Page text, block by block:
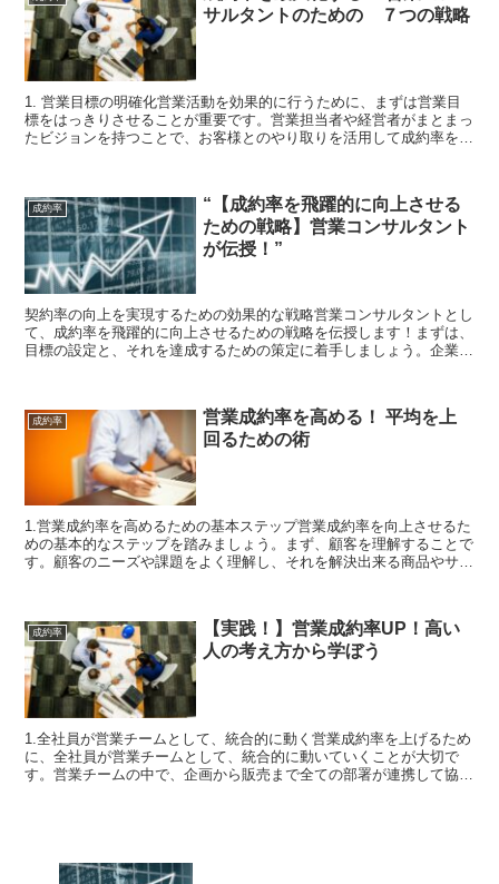
サルタントのための ７つの戦略
1. 営業目標の明確化営業活動を効果的に行うために、まずは営業目
標をはっきりさせることが重要です。営業担当者や経営者がまとまっ
たビジョンを持つことで、お客様とのやり取りを活用して成約率を最
成約率
“【成約率を飛躍的に向上させる
ための戦略】営業コンサルタント
が伝授！”
契約率の向上を実現するための効果的な戦略営業コンサルタントとし
て、成約率を飛躍的に向上させるための戦略を伝授します！まずは、
目標の設定と、それを達成するための策定に着手しましょう。企業の
成約率
営業成約率を高める！ 平均を上
回るための術
1.営業成約率を高めるための基本ステップ営業成約率を向上させるた
めの基本的なステップを踏みましょう。まず、顧客を理解することで
す。顧客のニーズや課題をよく理解し、それを解決出来る商品やサー
成約率
【実践！】営業成約率UP！高い
人の考え方から学ぼう
1.全社員が営業チームとして、統合的に動く営業成約率を上げるため
に、全社員が営業チームとして、統合的に動いていくことが大切で
す。営業チームの中で、企画から販売まで全ての部署が連携して協力